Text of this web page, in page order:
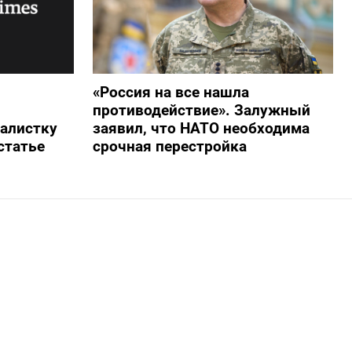
«Россия на все нашла
противодействие». Залужный
заявил, что НАТО необходима
срочная перестройка